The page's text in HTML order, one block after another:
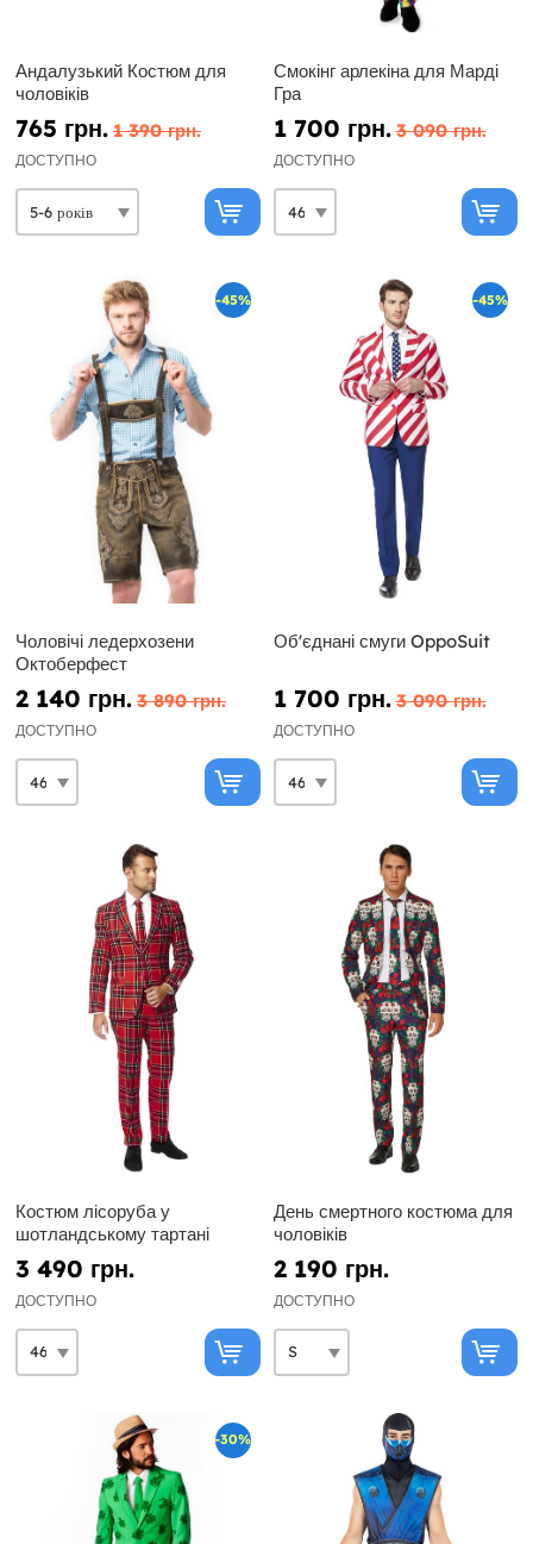
Андалузький Костюм для
чоловіків
765 грн. 1 390 грн.
ДОСТУПНО
Смокінг арлекіна для Марді
Гра
1 700 грн. 3 090 грн.
ДОСТУПНО
-45%
Чоловічі ледерхозени
Октоберфест
2 140 грн. 3 890 грн.
ДОСТУПНО
-45%
Об'єднані смуги OppoSuit
1 700 грн. 3 090 грн.
ДОСТУПНО
Костюм лісоруба у
шотландському тартані
3 490 грн.
ДОСТУПНО
День смертного костюма для
чоловіків
2 190 грн.
ДОСТУПНО
-30%